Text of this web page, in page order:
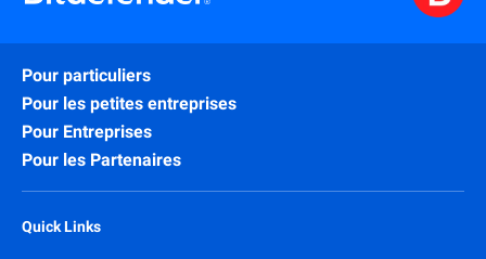
Pour particuliers
Pour les petites entreprises
Pour Entreprises
Pour les Partenaires
Quick Links